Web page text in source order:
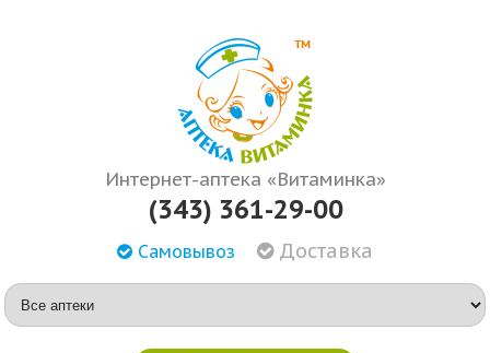
Интернет-аптека «Витаминка»
(343) 361-29-00
Самовывоз Доставка